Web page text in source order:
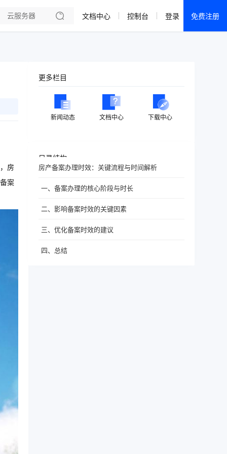
成都电信·云服务器
香港大带宽 · CN2
襄阳电信·云服务器
文档中心 控制台 登录 免费注册
房
案
更多栏目
新闻动态 文档中心 下载中心
目录结构
房产备案办理时效：关键流程与时间解析
一、备案办理的核心阶段与时长
二、影响备案时效的关键因素
三、优化备案时效的建议
四、总结